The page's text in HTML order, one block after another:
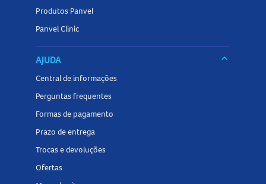
Produtos Panvel
Panvel Clinic
AJUDA keyboard_arrow_down
Central de informações
Perguntas frequentes
Formas de pagamento
Prazo de entrega
Trocas e devoluções
Ofertas